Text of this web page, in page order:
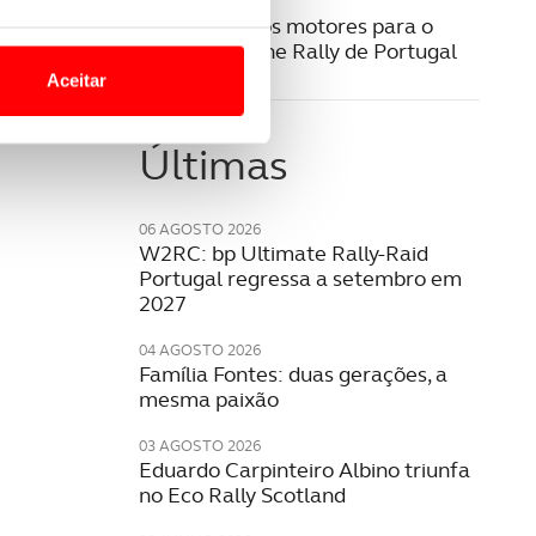
lhe proporcionar
sua experiência de
Aceitar
Já aquecem os motores para o
WRC Vodafone Rally de Portugal
Últimas
06 AGOSTO 2026
W2RC: bp Ultimate Rally-Raid
Portugal regressa a setembro em
2027
04 AGOSTO 2026
Família Fontes: duas gerações, a
mesma paixão
03 AGOSTO 2026
Eduardo Carpinteiro Albino triunfa
no Eco Rally Scotland